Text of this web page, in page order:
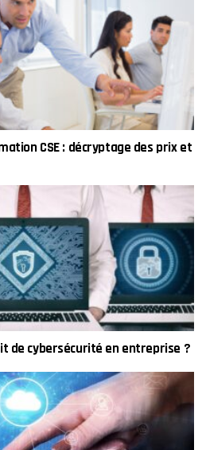
CSE : décryptage des prix et
de cybersécurité en entreprise ?